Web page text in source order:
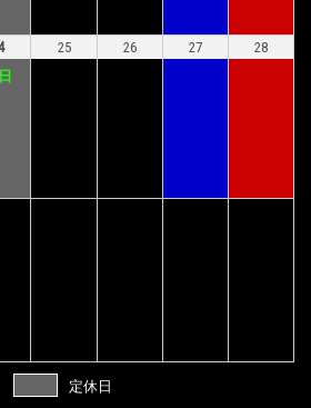
25 26 27 28
定休日